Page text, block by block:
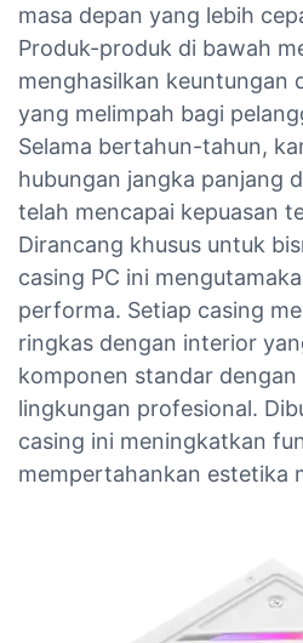
masa depan yang lebih
Produk-produk di bawah
menghasilkan keuntungan
yang melimpah bagi
Selama bertahun-tahun,
hubungan jangka panjang
telah mencapai kepuasan
Dirancang khusus untuk
casing PC ini
performa. Setiap casing
ringkas dengan interior
komponen standar dengan
lingkungan profesional.
casing ini meningkatkan
mempertahankan estetika